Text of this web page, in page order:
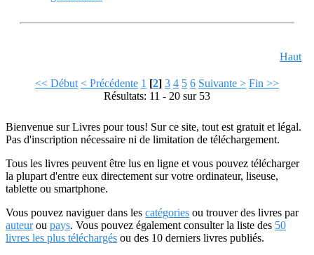
Haut
<< Début < Précédente 1 [2] 3 4 5 6 Suivante > Fin >>
Résultats: 11 - 20 sur 53
Bienvenue sur Livres pour tous! Sur ce site, tout est gratuit et légal.
Pas d'inscription nécessaire ni de limitation de téléchargement.
Tous les livres peuvent être lus en ligne et vous pouvez télécharger
la plupart d'entre eux directement sur votre ordinateur, liseuse,
tablette ou smartphone.
Vous pouvez naviguer dans les catégories ou trouver des livres par
auteurou pays. Vous pouvez également consulter la liste des 50
livres les plus téléchargés ou des 10 derniers livres publiés.